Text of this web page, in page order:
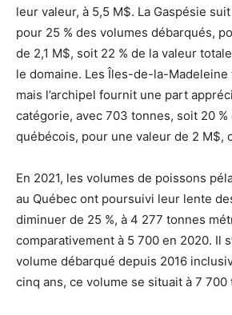
leur valeur, à 5,5 M$. La Gaspésie
pour 25 % des volumes débarqués,
de 2,1 M$, soit 22 % de la valeur
le domaine. Les Îles-de-la-Madeleine
mais l’archipel fournit une part
catégorie, avec 703 tonnes, soit 20 %
québécois, pour une valeur de 2 M$,
En 2021, les volumes de poissons
au Québec ont poursuivi leur lente
diminuer de 25 %, à 4 277 tonnes
comparativement à 5 700 en 2020. Il
volume débarqué depuis 2016
cinq ans, ce volume se situait à 7 700